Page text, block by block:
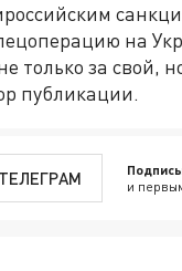
на
только за свой,
публикации.
ТЕЛЕГРАМ и